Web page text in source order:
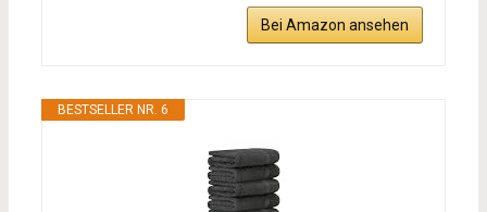
Bei Amazon ansehen
BESTSELLER NR. 6